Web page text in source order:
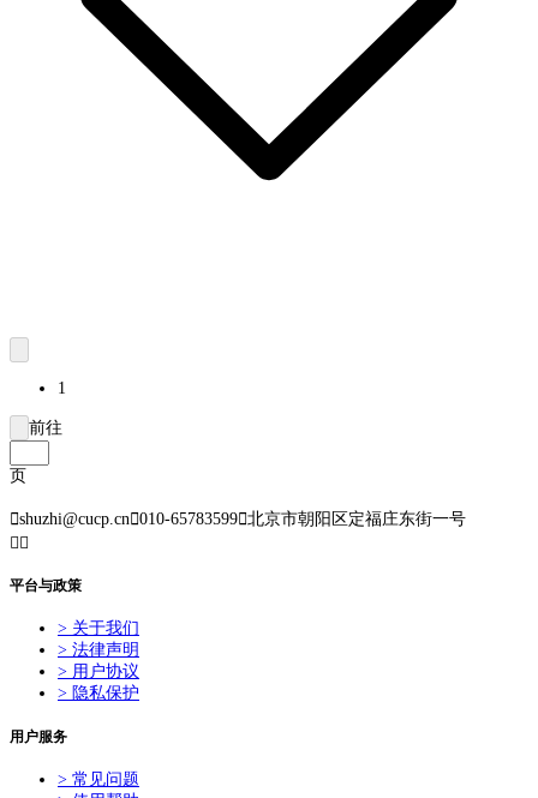
1
前往
页
shuzhi@cucp.cn010-65783599北京市朝阳区定福庄东街一号

平台与政策
> 关于我们
> 法律声明
> 用户协议
> 隐私保护
用户服务
> 常见问题